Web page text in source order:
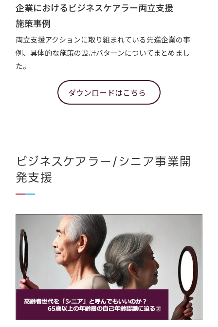
企業におけるビジネスケアラー両立支援
施策事例
両立支援アクションに取り組まれている先進企業の事
例、具体的な施策の設計パターンについてまとめまし
た。
ダウンロードはこちら
ビジネスケアラー/シニア事業開
発支援